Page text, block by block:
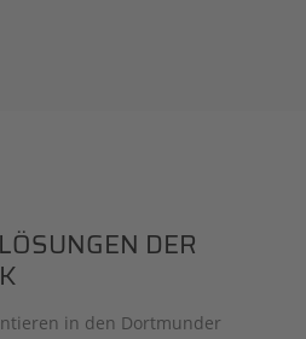
DER
in den Dortmunder